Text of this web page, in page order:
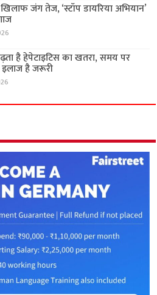
जंग तेज, ‘स्टॉप डायरिया अभियान’
है हेपेटाइटिस का खतरा, समय पर
है जरूरी